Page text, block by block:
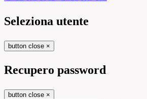
Seleziona utente
button close ×
Recupero password
button close ×